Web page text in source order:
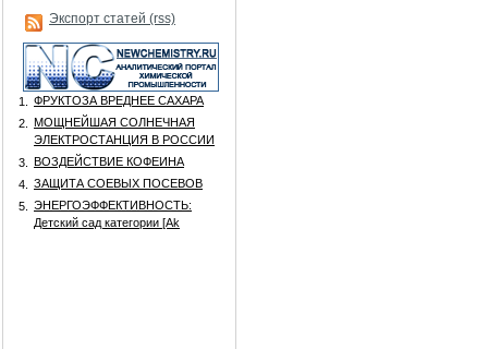
Экспорт статей (rss)
1.
ФРУКТОЗА ВРЕДНЕЕ САХАРА
2.
МОЩНЕЙШАЯ СОЛНЕЧНАЯ
ЭЛЕКТРОСТАНЦИЯ В РОССИИ
3.
ВОЗДЕЙСТВИЕ КОФЕИНА
4.
ЗАЩИТА СОЕВЫХ ПОСЕВОВ
5.
ЭНЕРГОЭФФЕКТИВНОСТЬ:
Детский сад категории [Аk